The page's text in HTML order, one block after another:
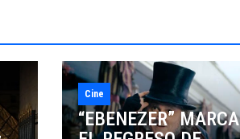
Cine
“EBENEZER” MARCA